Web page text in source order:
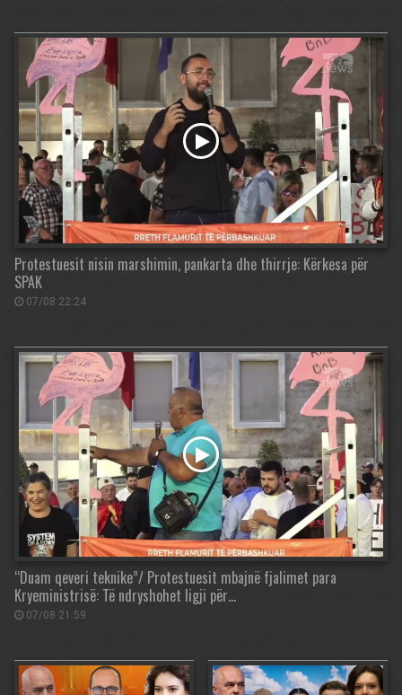
Protestuesit nisin marshimin, pankarta dhe thirrje: Kërkesa për
SPAK
07/08 22:24
“Duam qeveri teknike”/ Protestuesit mbajnë fjalimet para
Kryeministrisë: Të ndryshohet ligji për…
07/08 21:59